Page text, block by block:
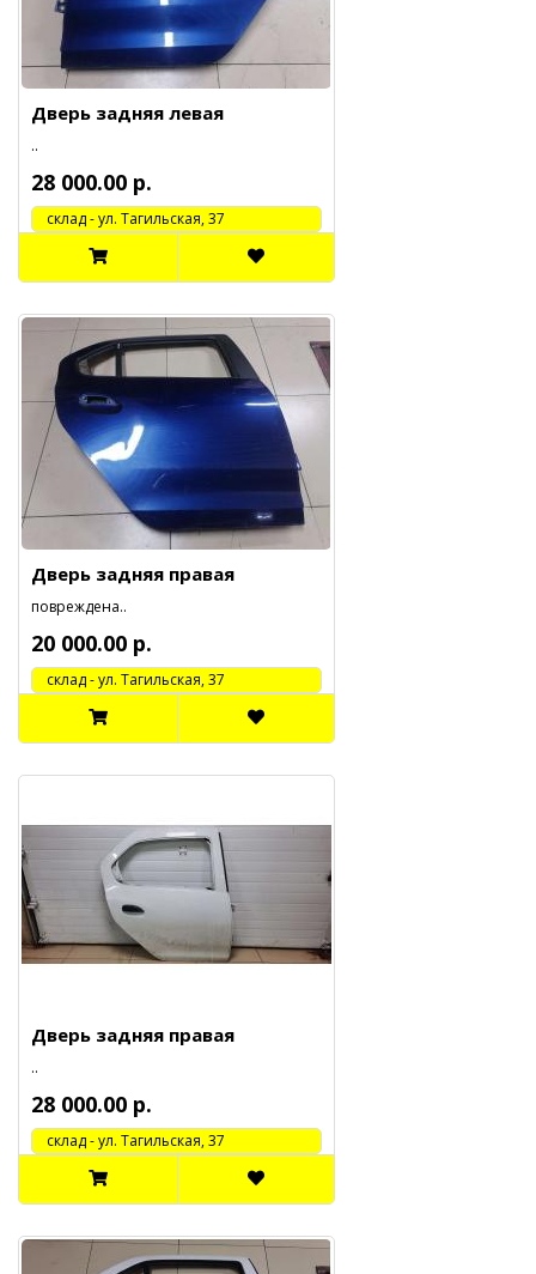
Дверь задняя левая
..
28 000.00 р.
cклад - ул. Тагильская, 37
Дверь задняя правая
повреждена..
20 000.00 р.
cклад - ул. Тагильская, 37
Дверь задняя правая
..
28 000.00 р.
cклад - ул. Тагильская, 37